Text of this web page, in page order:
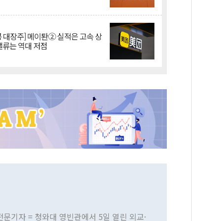
대장주] 메이퇀② 실적은 고속 상
류는 역대 저점
기자 = 청와대 영빈관에서 5일 열린 외교·